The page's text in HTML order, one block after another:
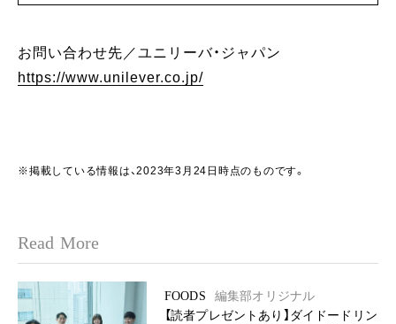
お問い合わせ先／ユニリーバ・ジャパン
https://www.unilever.co.jp/
※掲載している情報は、2023年3月24日時点のものです。
Read More
FOODS
編集部オリジナル
【読者プレゼントあり】ダイドードリン